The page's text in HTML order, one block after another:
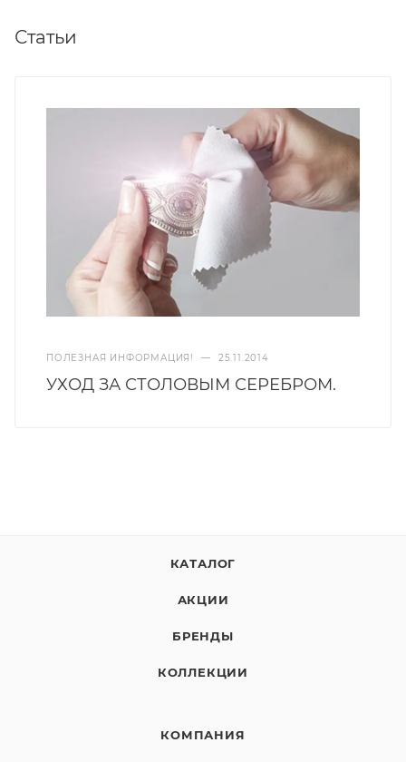
Статьи
ПОЛЕЗНАЯ ИНФОРМАЦИЯ! — 25.11.2014
УХОД ЗА СТОЛОВЫМ СЕРЕБРОМ.
КАТАЛОГ
АКЦИИ
БРЕНДЫ
КОЛЛЕКЦИИ
КОМПАНИЯ